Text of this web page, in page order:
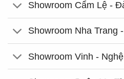
Showroom Cẩm Lệ -
Showroom Nha Trang
Showroom Vinh -